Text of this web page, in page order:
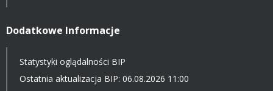
Dodatkowe Informacje
Statystyki oglądalności BIP
Ostatnia aktualizacja BIP: 06.08.2026 11:00